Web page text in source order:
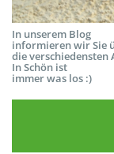
In unserem Blog
informieren wir Sie
die verschiedensten
In Schön ist
immer was los :)